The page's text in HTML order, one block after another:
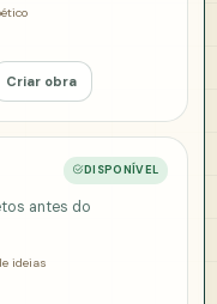
Criar obra
DISPONÍVEL
antes do
ideias